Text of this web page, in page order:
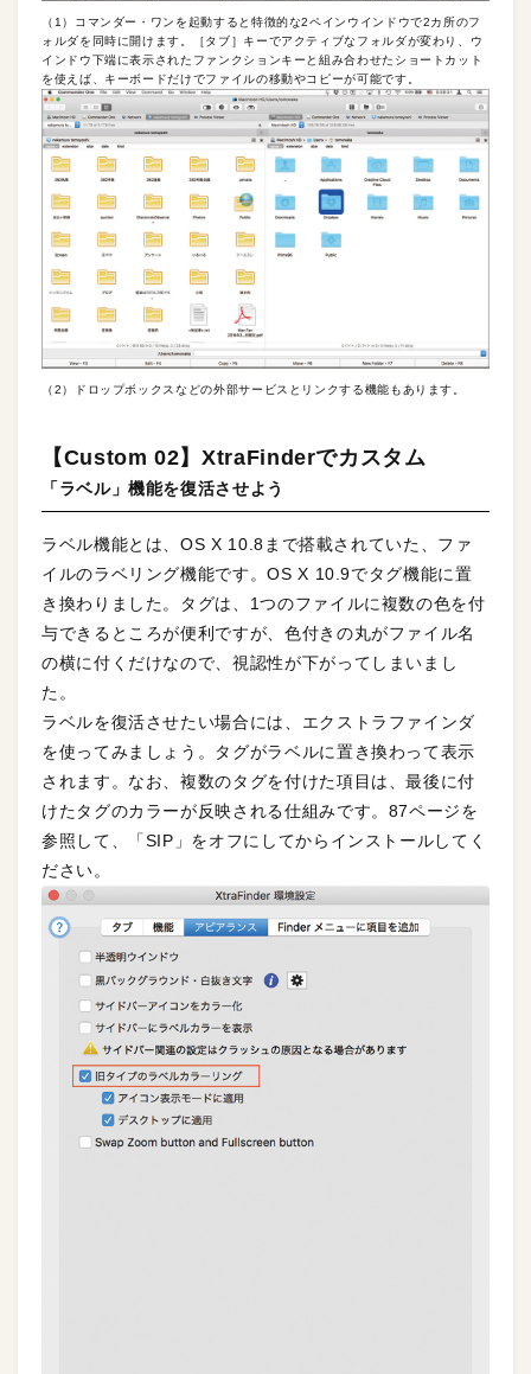
（1）コマンダー・ワンを起動すると特徴的な2ペインウインドウで2カ所のフ
ォルダを同時に開けます。［タブ］キーでアクティブなフォルダが変わり、ウ
インドウ下端に表示されたファンクションキーと組み合わせたショートカット
を使えば、キーボードだけでファイルの移動やコピーが可能です。
（2）ドロップボックスなどの外部サービスとリンクする機能もあります。
【Custom 02】XtraFinderでカスタム
「ラベル」機能を復活させよう
ラベル機能とは、OS X 10.8まで搭載されていた、ファ
イルのラベリング機能です。OS X 10.9でタグ機能に置
き換わりました。タグは、1つのファイルに複数の色を付
与できるところが便利ですが、色付きの丸がファイル名
の横に付くだけなので、視認性が下がってしまいまし
た。
ラベルを復活させたい場合には、エクストラファインダ
を使ってみましょう。タグがラベルに置き換わって表示
されます。なお、複数のタグを付けた項目は、最後に付
けたタグのカラーが反映される仕組みです。87ページを
参照して、「SIP」をオフにしてからインストールしてく
ださい。